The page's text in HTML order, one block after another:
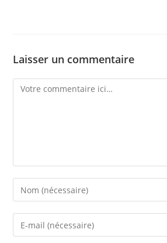
Laisser un commentaire
Comment
Enter
your
name
Enter
your